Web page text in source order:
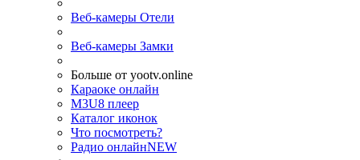
Веб-камеры Отели
Веб-камеры Замки
Больше от yootv.online
Караоке онлайн
M3U8 плеер
Каталог иконок
Что посмотреть?
Радио онлайнNEW